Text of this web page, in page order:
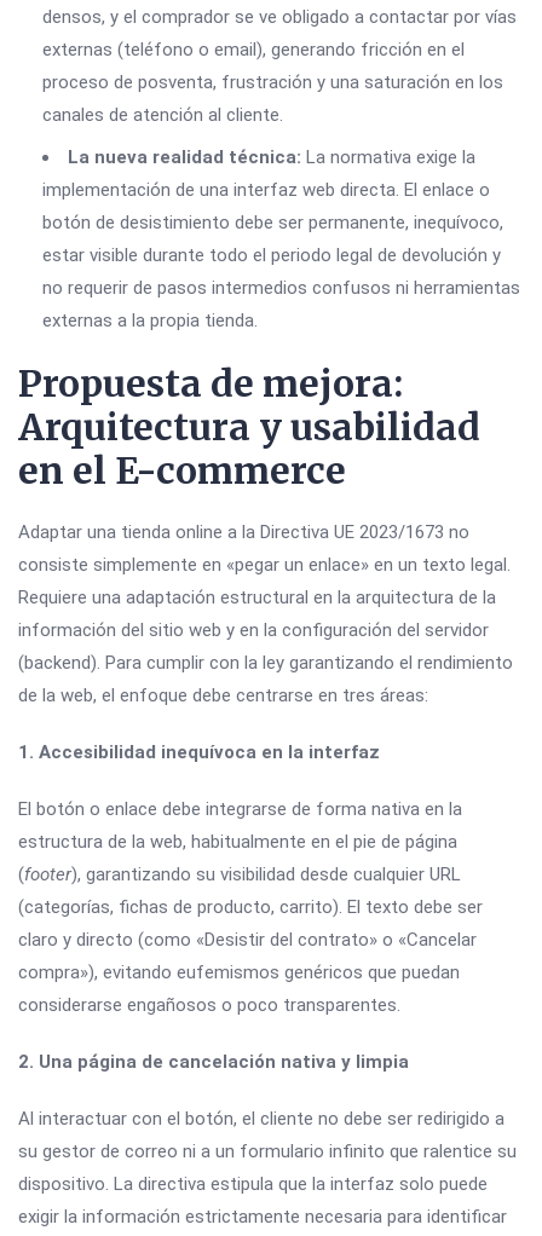
densos, y el comprador se ve obligado a contactar por vías
externas (teléfono o email), generando fricción en el
proceso de posventa, frustración y una saturación en los
canales de atención al cliente.
La nueva realidad técnica: La normativa exige la
implementación de una interfaz web directa. El enlace o
botón de desistimiento debe ser permanente, inequívoco,
estar visible durante todo el periodo legal de devolución y
no requerir de pasos intermedios confusos ni herramientas
externas a la propia tienda.
Propuesta de mejora:
Arquitectura y usabilidad
en el E-commerce
Adaptar una tienda online a la Directiva UE 2023/1673 no
consiste simplemente en «pegar un enlace» en un texto legal.
Requiere una adaptación estructural en la arquitectura de la
información del sitio web y en la configuración del servidor
(backend). Para cumplir con la ley garantizando el rendimiento
de la web, el enfoque debe centrarse en tres áreas:
1. Accesibilidad inequívoca en la interfaz
El botón o enlace debe integrarse de forma nativa en la
estructura de la web, habitualmente en el pie de página
(footer), garantizando su visibilidad desde cualquier URL
(categorías, fichas de producto, carrito). El texto debe ser
claro y directo (como «Desistir del contrato» o «Cancelar
compra»), evitando eufemismos genéricos que puedan
considerarse engañosos o poco transparentes.
2. Una página de cancelación nativa y limpia
Al interactuar con el botón, el cliente no debe ser redirigido a
su gestor de correo ni a un formulario infinito que ralentice su
dispositivo. La directiva estipula que la interfaz solo puede
exigir la información estrictamente necesaria para identificar